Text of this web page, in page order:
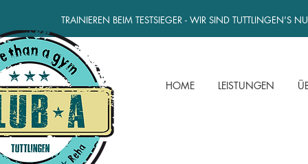
TRAINIEREN BEIM TESTSIEGER - WIR SIND TUTTLINGEN'S
HOME LEISTUNGEN